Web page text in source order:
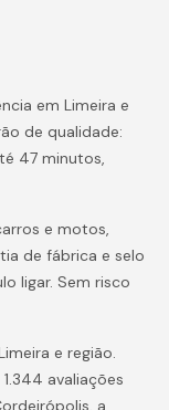
em Limeira e
de qualidade:
47 minutos,
e motos,
de fábrica e selo
ligar. Sem risco
e região.
avaliações
, a